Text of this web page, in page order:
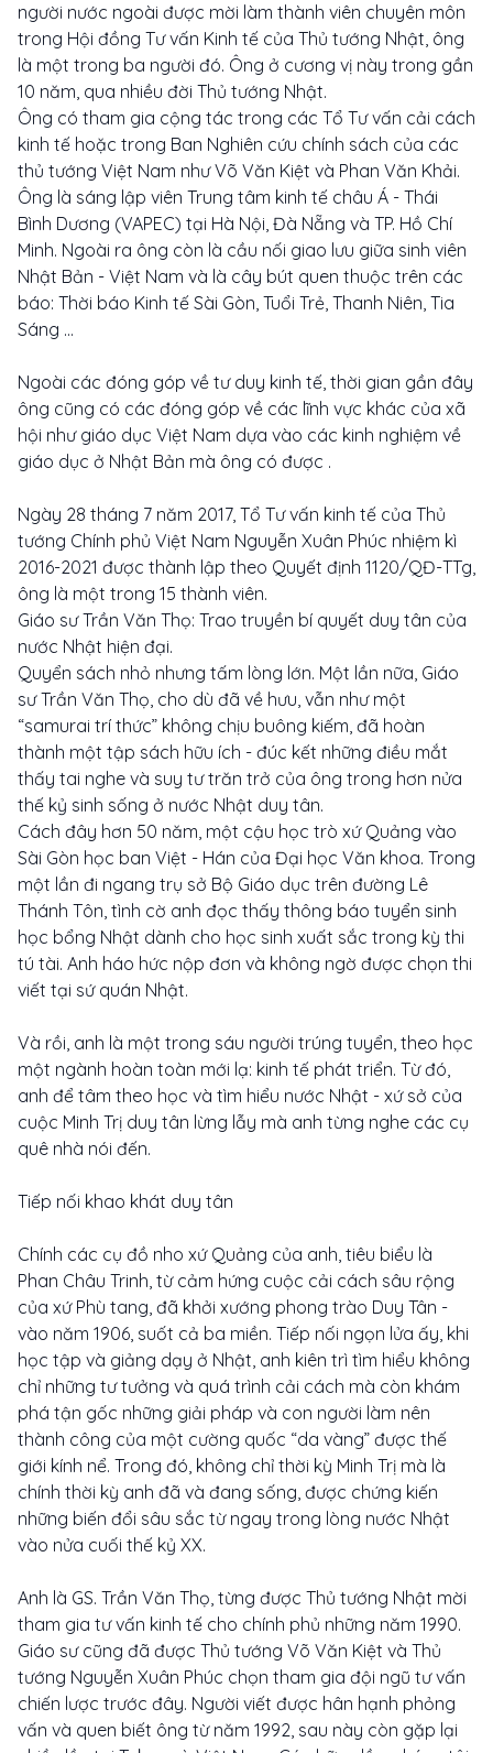
người nước ngoài được mời làm thành viên chuyên môn
trong Hội đồng Tư vấn Kinh tế của Thủ tướng Nhật, ông
là một trong ba người đó. Ông ở cương vị này trong gần
10 năm, qua nhiều đời Thủ tướng Nhật.
Ông có tham gia cộng tác trong các Tổ Tư vấn cải cách
kinh tế hoặc trong Ban Nghiên cứu chính sách của các
thủ tướng Việt Nam như Võ Văn Kiệt và Phan Văn Khải.
Ông là sáng lập viên Trung tâm kinh tế châu Á - Thái
Bình Dương (VAPEC) tại Hà Nội, Đà Nẵng và TP. Hồ Chí
Minh. Ngoài ra ông còn là cầu nối giao lưu giữa sinh viên
Nhật Bản - Việt Nam và là cây bút quen thuộc trên các
báo: Thời báo Kinh tế Sài Gòn, Tuổi Trẻ, Thanh Niên, Tia
Sáng ...
Ngoài các đóng góp về tư duy kinh tế, thời gian gần đây
ông cũng có các đóng góp về các lĩnh vực khác của xã
hội như giáo dục Việt Nam dựa vào các kinh nghiệm về
giáo dục ở Nhật Bản mà ông có được .
Ngày 28 tháng 7 năm 2017, Tổ Tư vấn kinh tế của Thủ
tướng Chính phủ Việt Nam Nguyễn Xuân Phúc nhiệm kì
2016-2021 được thành lập theo Quyết định 1120/QĐ-TTg,
ông là một trong 15 thành viên.
Giáo sư Trần Văn Thọ: Trao truyền bí quyết duy tân của
nước Nhật hiện đại.
Quyển sách nhỏ nhưng tấm lòng lớn. Một lần nữa, Giáo
sư Trần Văn Thọ, cho dù đã về hưu, vẫn như một
“samurai trí thức” không chịu buông kiếm, đã hoàn
thành một tập sách hữu ích - đúc kết những điều mắt
thấy tai nghe và suy tư trăn trở của ông trong hơn nửa
thế kỷ sinh sống ở nước Nhật duy tân.
Cách đây hơn 50 năm, một cậu học trò xứ Quảng vào
Sài Gòn học ban Việt - Hán của Đại học Văn khoa. Trong
một lần đi ngang trụ sở Bộ Giáo dục trên đường Lê
Thánh Tôn, tình cờ anh đọc thấy thông báo tuyển sinh
học bổng Nhật dành cho học sinh xuất sắc trong kỳ thi
tú tài. Anh háo hức nộp đơn và không ngờ được chọn thi
viết tại sứ quán Nhật.
Và rồi, anh là một trong sáu người trúng tuyển, theo học
một ngành hoàn toàn mới lạ: kinh tế phát triển. Từ đó,
anh để tâm theo học và tìm hiểu nước Nhật - xứ sở của
cuộc Minh Trị duy tân lừng lẫy mà anh từng nghe các cụ
quê nhà nói đến.
Tiếp nối khao khát duy tân
Chính các cụ đồ nho xứ Quảng của anh, tiêu biểu là
Phan Châu Trinh, từ cảm hứng cuộc cải cách sâu rộng
của xứ Phù tang, đã khởi xướng phong trào Duy Tân -
vào năm 1906, suốt cả ba miền. Tiếp nối ngọn lửa ấy, khi
học tập và giảng dạy ở Nhật, anh kiên trì tìm hiểu không
chỉ những tư tưởng và quá trình cải cách mà còn khám
phá tận gốc những giải pháp và con người làm nên
thành công của một cường quốc “da vàng” được thế
giới kính nể. Trong đó, không chỉ thời kỳ Minh Trị mà là
chính thời kỳ anh đã và đang sống, được chứng kiến
những biến đổi sâu sắc từ ngay trong lòng nước Nhật
vào nửa cuối thế kỷ XX.
Anh là GS. Trần Văn Thọ, từng được Thủ tướng Nhật mời
tham gia tư vấn kinh tế cho chính phủ những năm 1990.
Giáo sư cũng đã được Thủ tướng Võ Văn Kiệt và Thủ
tướng Nguyễn Xuân Phúc chọn tham gia đội ngũ tư vấn
chiến lược trước đây. Người viết được hân hạnh phỏng
vấn và quen biết ông từ năm 1992, sau này còn gặp lại